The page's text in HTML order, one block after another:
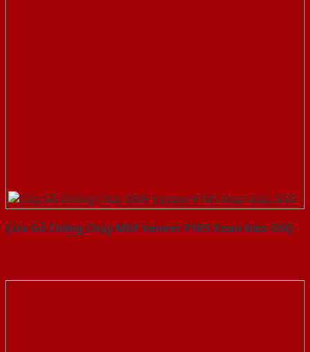
Cửa Gỗ Chống Cháy MDF Veneer P1R5 Xoan Đào-SGD